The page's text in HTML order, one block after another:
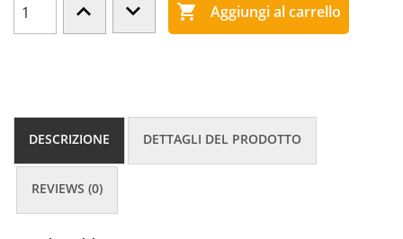
 Aggiungi al carrello
DESCRIZIONE DETTAGLI DEL PRODOTTO
REVIEWS (0)